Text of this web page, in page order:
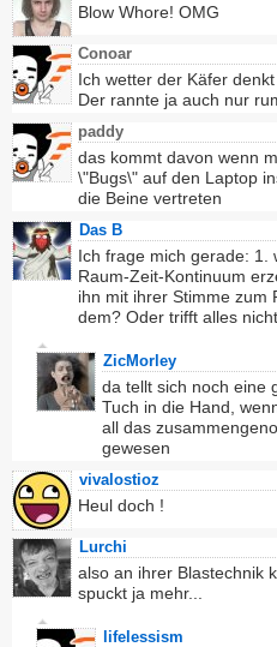
Blow Whore! OMG
Conoar
Ich wetter der Käfer
Der rannte ja auch nur
paddy
das kommt davon wenn
\"Bugs\" auf den Laptop
die Beine vertreten
Das B
Ich frage mich gerade: 1.
Raum-Zeit-Kontinuum
ihn mit ihrer Stimme zum
dem? Oder trifft alles
ZicMorley
da tellt sich noch eine
Tuch in die Hand,
all das
gewesen
vivalostioz
Heul doch !
Lurchi
also an ihrer Blastechnik
spuckt ja mehr...
lifelessism